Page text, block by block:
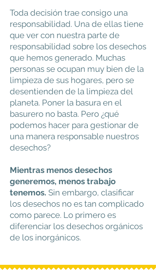
Toda decisión trae consigo una
responsabilidad. Una de ellas tiene
que ver con nuestra parte de
responsabilidad sobre los desechos
que hemos generado. Muchas
personas se ocupan muy bien de la
limpieza de sus hogares, pero se
desentienden de la limpieza del
planeta. Poner la basura en el
basurero no basta. Pero ¿qué
podemos hacer para gestionar de
una manera responsable nuestros
desechos?
Mientras menos desechos
generemos, menos trabajo
tenemos. Sin embargo, clasificar
los desechos no es tan complicado
como parece. Lo primero es
diferenciar los desechos orgánicos
de los inorgánicos.